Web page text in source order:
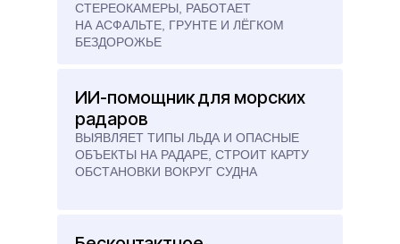
ИИ-помощник для морских
радаров
ВЫЯВЛЯЕТ ТИПЫ ЛЬДА И ОПАСНЫЕ
ОБЪЕКТЫ НА РАДАРЕ, СТРОИТ КАРТУ
ОБСТАНОВКИ ВОКРУГ СУДНА
СТЕРЕОКАМЕРЫ, РАБОТАЕТ
НА АСФАЛЬТЕ, ГРУНТЕ И ЛЁГКОМ
БЕЗДОРОЖЬЕ